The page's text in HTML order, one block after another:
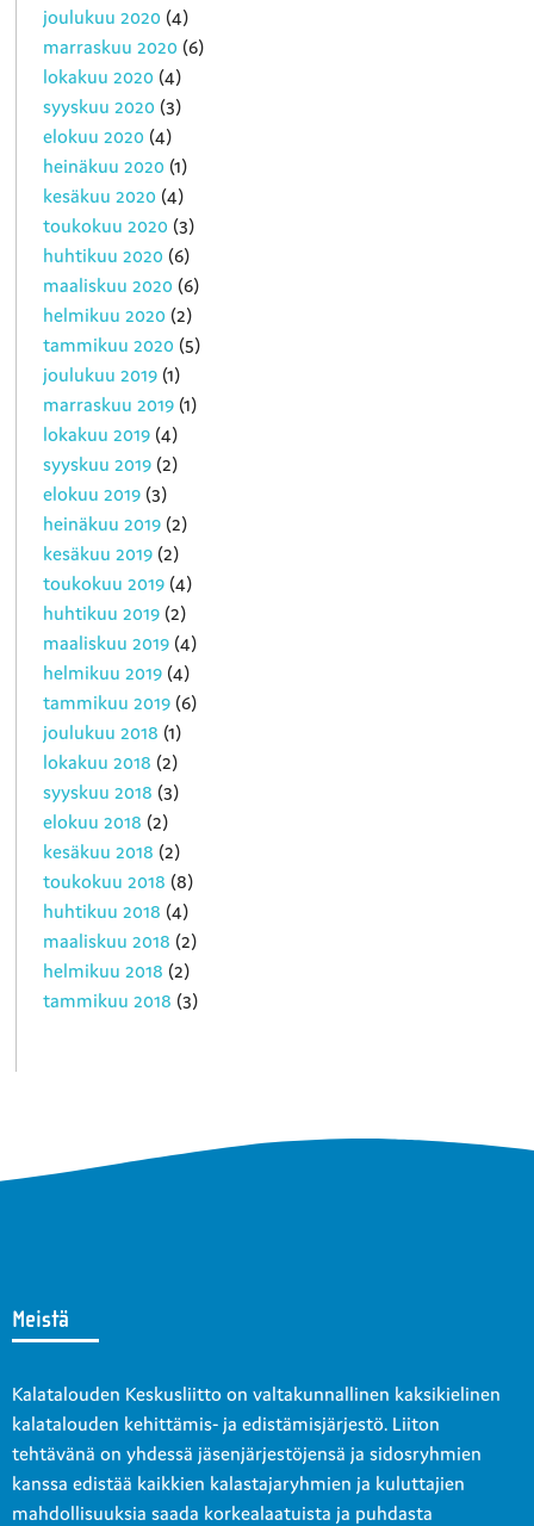
joulukuu 2020 (4)
marraskuu 2020 (6)
lokakuu 2020 (4)
syyskuu 2020 (3)
elokuu 2020 (4)
heinäkuu 2020 (1)
kesäkuu 2020 (4)
toukokuu 2020 (3)
huhtikuu 2020 (6)
maaliskuu 2020 (6)
helmikuu 2020 (2)
tammikuu 2020 (5)
joulukuu 2019 (1)
marraskuu 2019 (1)
lokakuu 2019 (4)
syyskuu 2019 (2)
elokuu 2019 (3)
heinäkuu 2019 (2)
kesäkuu 2019 (2)
toukokuu 2019 (4)
huhtikuu 2019 (2)
maaliskuu 2019 (4)
helmikuu 2019 (4)
tammikuu 2019 (6)
joulukuu 2018 (1)
lokakuu 2018 (2)
syyskuu 2018 (3)
elokuu 2018 (2)
kesäkuu 2018 (2)
toukokuu 2018 (8)
huhtikuu 2018 (4)
maaliskuu 2018 (2)
helmikuu 2018 (2)
tammikuu 2018 (3)
Meistä
Kalatalouden Keskusliitto on valtakunnallinen kaksikielinen
kalatalouden kehittämis- ja edistämisjärjestö. Liiton
tehtävänä on yhdessä jäsenjärjestöjensä ja sidosryhmien
kanssa edistää kaikkien kalastajaryhmien ja kuluttajien
mahdollisuuksia saada korkealaatuista ja puhdasta